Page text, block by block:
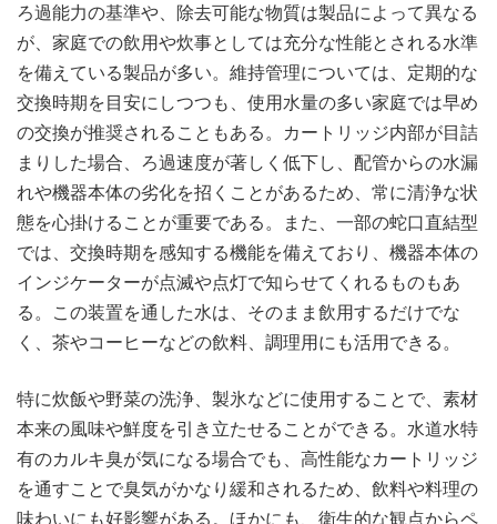
ろ過能力の基準や、除去可能な物質は製品によって異なる
が、家庭での飲用や炊事としては充分な性能とされる水準
を備えている製品が多い。維持管理については、定期的な
交換時期を目安にしつつも、使用水量の多い家庭では早め
の交換が推奨されることもある。カートリッジ内部が目詰
まりした場合、ろ過速度が著しく低下し、配管からの水漏
れや機器本体の劣化を招くことがあるため、常に清浄な状
態を心掛けることが重要である。また、一部の蛇口直結型
では、交換時期を感知する機能を備えており、機器本体の
インジケーターが点滅や点灯で知らせてくれるものもあ
る。この装置を通した水は、そのまま飲用するだけでな
く、茶やコーヒーなどの飲料、調理用にも活用できる。
特に炊飯や野菜の洗浄、製氷などに使用することで、素材
本来の風味や鮮度を引き立たせることができる。水道水特
有のカルキ臭が気になる場合でも、高性能なカートリッジ
を通すことで臭気がかなり緩和されるため、飲料や料理の
味わいにも好影響がある。ほかにも、衛生的な観点からペ